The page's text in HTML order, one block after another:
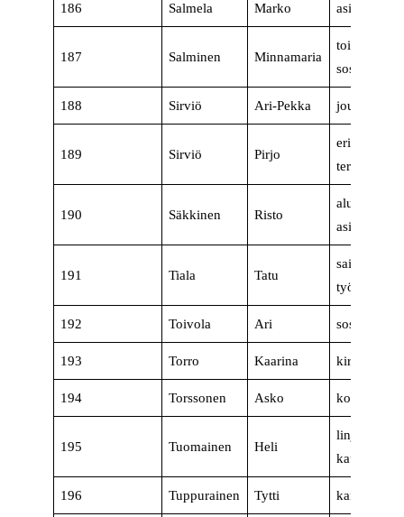
186 Salmela Marko asiantuntija
187 Salminen Minnamaria
sosionomi
188 Sirviö Ari-Pekka
189 Sirviö Pirjo
190 Säkkinen Risto
asiantuntija
191 Tiala Tatu
192 Toivola Ari sosionomi
193 Torro Kaarina
194 Torssonen Asko
195 Tuomainen Heli
linja-
196 Tuppurainen Tytti